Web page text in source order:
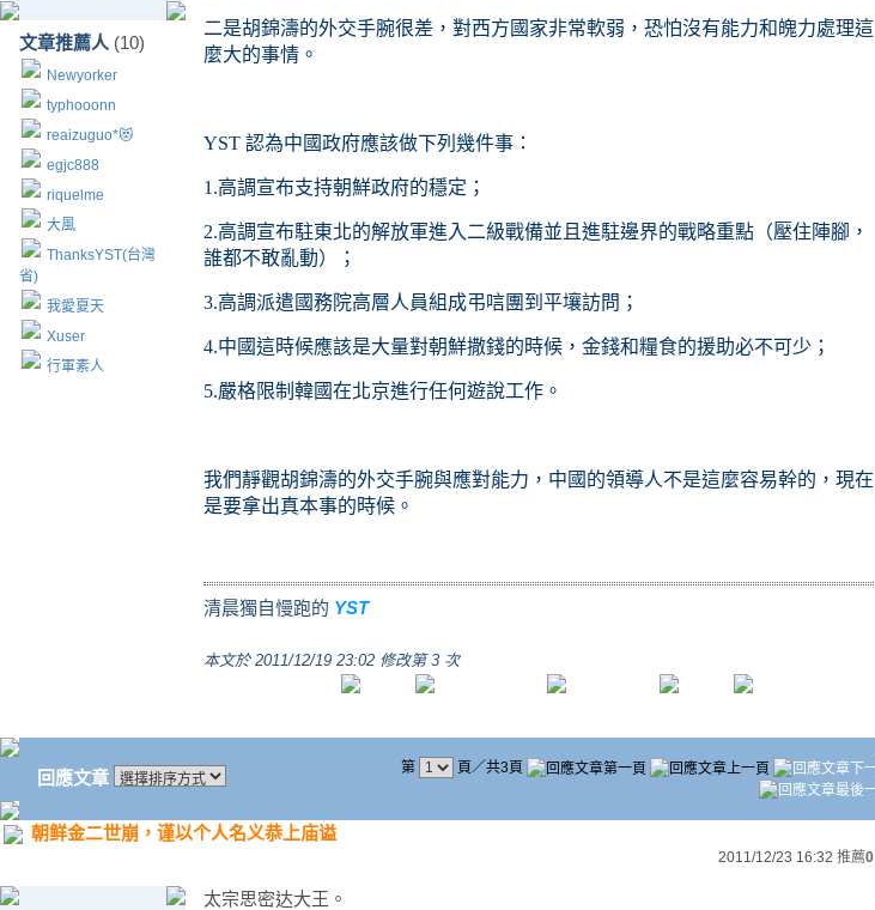
文章推薦人 (10)
Newyorker
typhooonn
reaizuguo*😻
egjc888
riquelme
大風
ThanksYST(台灣
省)
我愛夏天
Xuser
行軍素人
二是胡錦濤的外交手腕很差，對西方國家非常軟弱，恐怕沒有能力和魄力處理這
麼大的事情。
YST 認為中國政府應該做下列幾件事：
1.高調宣布支持朝鮮政府的穩定；
2.高調宣布駐東北的解放軍進入二級戰備並且進駐邊界的戰略重點 （壓住陣腳，
誰都不敢亂動）
；
3.高調派遣國務院高層人員組成弔唁團到平壤訪問；
4.中國這時候應該是大量對朝鮮撒錢的時候，金錢和糧食的援助必不可少；
5.嚴格限制韓國在北京進行任何遊說工作。
我們靜觀胡錦濤的外交手腕與應對能力，中國的領導人不是這麼容易幹的，現在
是要拿出真本事的時候。
清晨獨自慢跑的 YST
本文於 2011/12/19 23:02 修改第 3 次
回應文章 第 頁／共3頁
朝鲜金二世崩，谨以个人名义恭上庙谥
2011/12/23 16:32 推薦0
太宗思密达大王。